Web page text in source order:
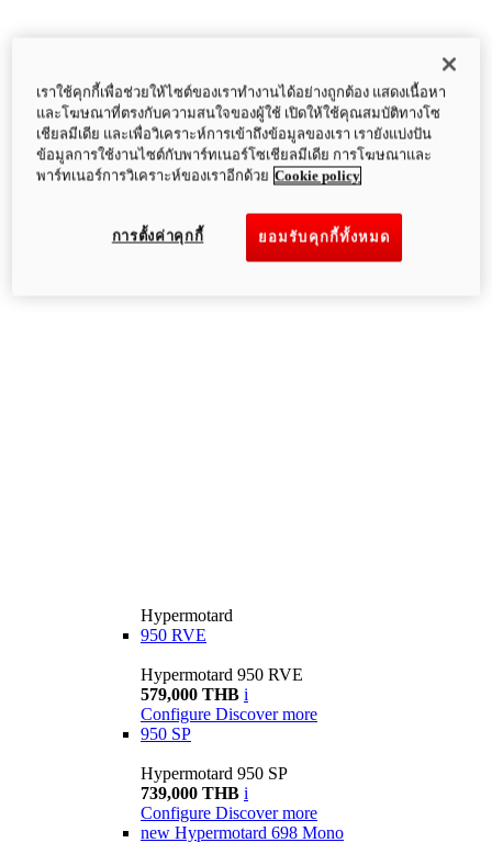
Hypermotard
950 RVE
Hypermotard 950 RVE
579,000 THB i
Configure Discover more
950 SP
Hypermotard 950 SP
739,000 THB i
Configure Discover more
new Hypermotard 698 Mono
เราใช้คุกกี้เพื่อช่วยให้ไซต์ของเราทำงานได้อย่างถูกต้อง แสดงเนื้อหา
และโฆษณาที่ตรงกับความสนใจของผู้ใช้ เปิดให้ใช้คุณสมบัติทางโซ
เชียลมีเดีย และเพื่อวิเคราะห์การเข้าถึงข้อมูลของเรา เรายังแบ่งปัน
ข้อมูลการใช้งานไซต์กับพาร์ทเนอร์โซเชียลมีเดีย การโฆษณาและ
พาร์ทเนอร์การวิเคราะห์ของเราอีกด้วย Cookie policy
ยอมรับคุกกี้ทั้งหมด
การตั้งค่าคุกกี้